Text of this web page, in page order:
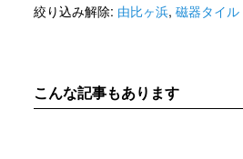
絞り込み解除: 由比ヶ浜, 磁器タイル
こんな記事もあります